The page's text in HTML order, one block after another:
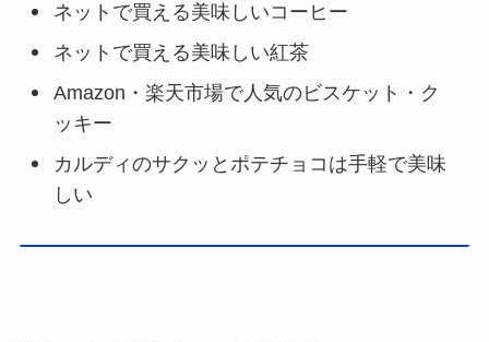
ネットで買える美味しいコーヒー
ネットで買える美味しい紅茶
Amazon・楽天市場で人気のビスケット・ク
ッキー
カルディのサクッとポテチョコは手軽で美味
しい